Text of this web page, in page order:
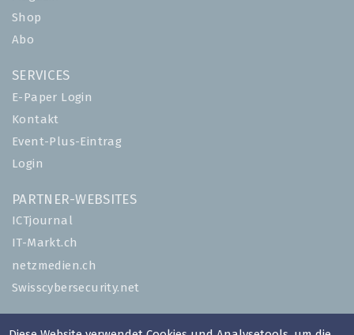
Shop
Abo
SERVICES
E-Paper Login
Kontakt
Event-Plus-Eintrag
Login
PARTNER-WEBSITES
ICTjournal
IT-Markt.ch
netzmedien.ch
Swisscybersecurity.net